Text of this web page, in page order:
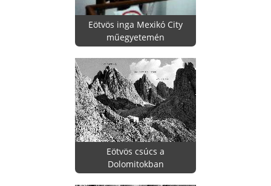
Eötvös inga Mexikó City
műegyetemén
Eötvös csúcs a
Dolomitokban